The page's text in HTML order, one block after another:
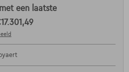
met een laatste